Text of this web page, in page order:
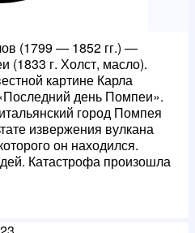
(1799 — 1852 гг.) —
(1833 г. Холст, масло).
картине Карла
день Помпеи».
город Помпея
извержения вулкана
он находился.
Катастрофа произошла